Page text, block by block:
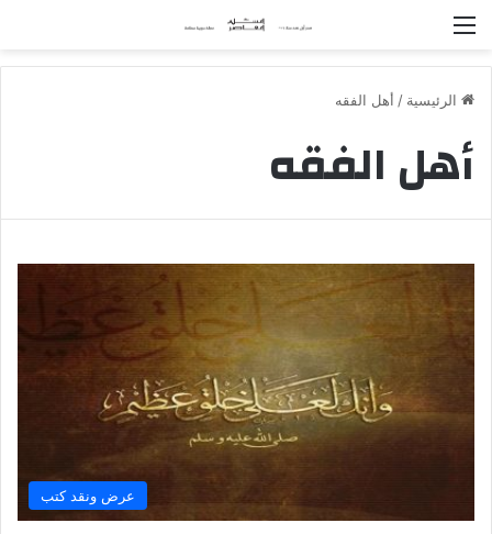
الرئيسية / أهل الفقه
أهل الفقه
عرض ونقد كتب